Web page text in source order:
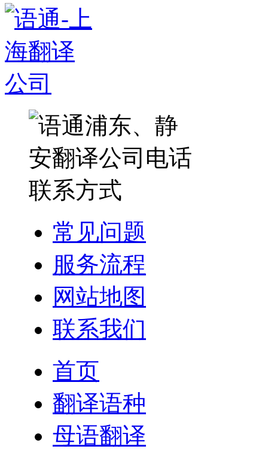
常见问题
服务流程
网站地图
联系我们
首页
翻译语种
母语翻译